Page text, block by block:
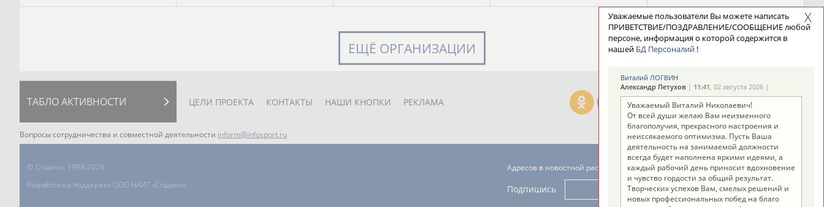
ЕЩЁ ОРГАНИЗАЦИИ
ТАБЛО АКТИВНОСТИ ЦЕЛИ ПРОЕКТА КОНТАКТЫ НАШИ КНОПКИ РЕКЛАМА
Вопросы сотрудничества и совместной деятельности inform@infosport.ru
© Стадион, 1998-2026
Разработка и поддержка ООО НАИТ «Стадион»
Адресов в новостной рассылке: 996
Подпишись
Уважаемые пользователи Вы можете написать
ПРИВЕТСТВИЕ/ПОЗДРАВЛЕНИЕ/СООБЩЕНИЕ любой
персоне, информация о которой содержится в
нашей БД Персоналий !
Виталий ЛОГВИН
Александр Петухов | 11:41, 02 августа 2026 |
Уважаемый Виталий Николаевич!
От всей души желаю Вам неизменного
благополучия, прекрасного настроения и
неиссякаемого оптимизма. Пусть Ваша
деятельность на занимаемой должности
всегда будет наполнена яркими идеями, а
каждый рабочий день приносит вдохновение
и чувство гордости за общий результат.
Творческих успехов Вам, смелых решений и
новых профессиональных побед на благо